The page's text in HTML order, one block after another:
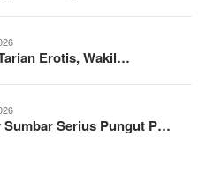
Erotis, Wakil…
Sumbar Serius Pungut P…